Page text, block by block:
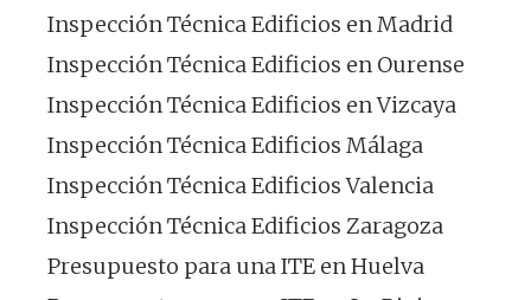
Inspección Técnica Edificios en Madrid
Inspección Técnica Edificios en Ourense
Inspección Técnica Edificios en Vizcaya
Inspección Técnica Edificios Málaga
Inspección Técnica Edificios Valencia
Inspección Técnica Edificios Zaragoza
Presupuesto para una ITE en Huelva